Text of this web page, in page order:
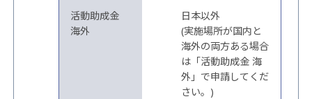
活動助成金
海外
日本以外
(実施場所が国内と
海外の両方ある場合
は「活動助成金 海
外」で申請してくだ
さい。)